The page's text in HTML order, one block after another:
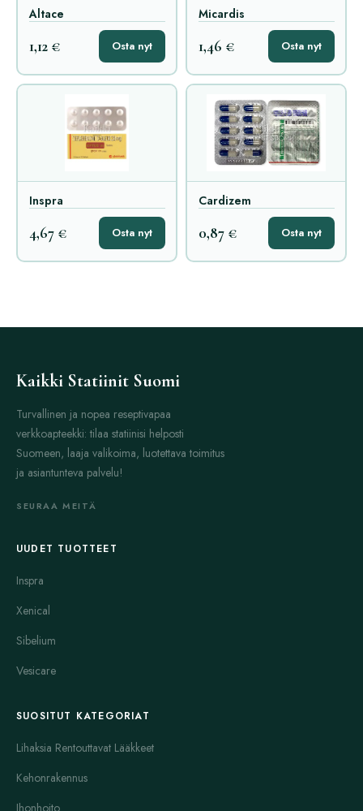
Altace
1,12 € Osta nyt
Micardis
1,46 € Osta nyt
Inspra
4,67 € Osta nyt
Cardizem
0,87 € Osta nyt
Kaikki Statiinit Suomi
Turvallinen ja nopea reseptivapaa
verkkoapteekki: tilaa statiinisi helposti
Suomeen, laaja valikoima, luotettava toimitus
ja asiantunteva palvelu!
SEURAA MEITÄ
UUDET TUOTTEET
Inspra
Xenical
Sibelium
Vesicare
SUOSITUT KATEGORIAT
Lihaksia Rentouttavat Lääkkeet
Kehonrakennus
Ihonhoito